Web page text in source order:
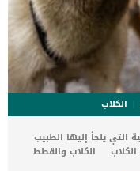
الكلاب
التي يلجأ إليها الطبيب
الكلاب والقطط